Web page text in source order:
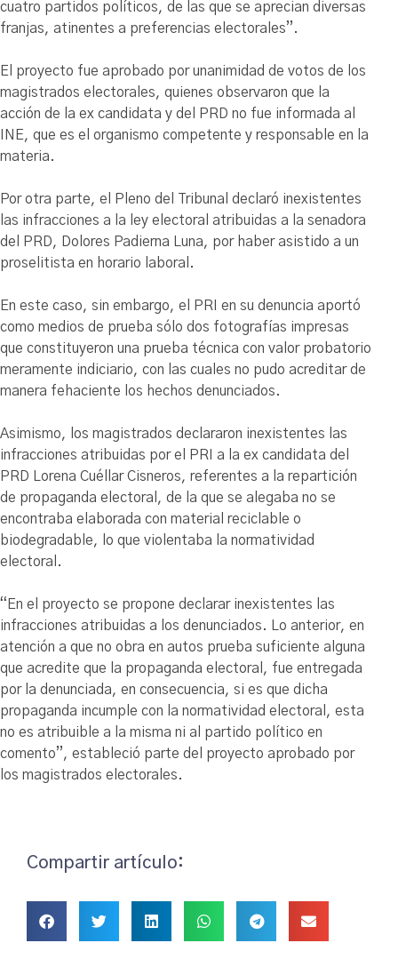
cuatro partidos políticos, de las que se aprecian diversas
franjas, atinentes a preferencias electorales”.
El proyecto fue aprobado por unanimidad de votos de los
magistrados electorales, quienes observaron que la
acción de la ex candidata y del PRD no fue informada al
INE, que es el organismo competente y responsable en la
materia.
Por otra parte, el Pleno del Tribunal declaró inexistentes
las infracciones a la ley electoral atribuidas a la senadora
del PRD, Dolores Padierna Luna, por haber asistido a un
proselitista en horario laboral.
En este caso, sin embargo, el PRI en su denuncia aportó
como medios de prueba sólo dos fotografías impresas
que constituyeron una prueba técnica con valor probatorio
meramente indiciario, con las cuales no pudo acreditar de
manera fehaciente los hechos denunciados.
Asimismo, los magistrados declararon inexistentes las
infracciones atribuidas por el PRI a la ex candidata del
PRD Lorena Cuéllar Cisneros, referentes a la repartición
de propaganda electoral, de la que se alegaba no se
encontraba elaborada con material reciclable o
biodegradable, lo que violentaba la normatividad
electoral.
“En el proyecto se propone declarar inexistentes las
infracciones atribuidas a los denunciados. Lo anterior, en
atención a que no obra en autos prueba suficiente alguna
que acredite que la propaganda electoral, fue entregada
por la denunciada, en consecuencia, si es que dicha
propaganda incumple con la normatividad electoral, esta
no es atribuible a la misma ni al partido político en
comento”, estableció parte del proyecto aprobado por
los magistrados electorales.
Compartir artículo: